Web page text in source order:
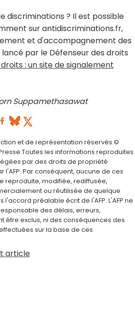
discriminations ? Il est possible
sur antidiscriminations.fr,
et d'accompagnement des
par le Défenseur des droits
: un site de signalement
Suppamethasawat
et de représentation réservés.©
les informations reproduites
par des droits de propriété
l'AFP. Par conséquent, aucune de ces
reproduite, modifiée, rediffusée,
ou réutilisée de quelque
préalable écrit de l'AFP. L'AFP ne
des délais, erreurs,
être exclus, ni des conséquences des
sur la base de ces
article